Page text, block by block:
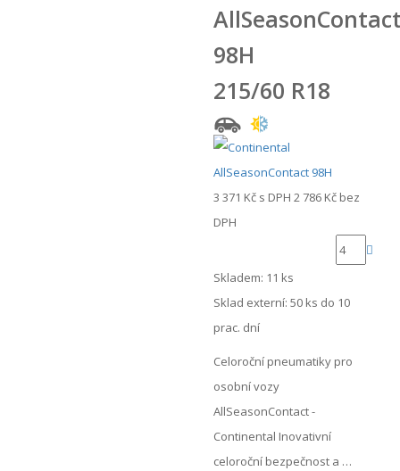
98H
215/60 R18
3 371 Kč s DPH 2 786 Kč bez
DPH
Skladem: 11 ks
Sklad externí: 50 ks do 10
prac. dní
Celoroční pneumatiky pro
osobní vozy
AllSeasonContact -
Continental Inovativní
celoroční bezpečnost a …